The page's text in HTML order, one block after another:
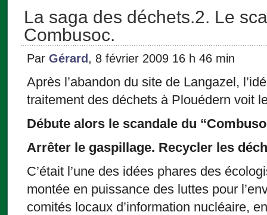
La saga des déchets.2. Le
Combusoc.
Par Gérard , 8 février 2009 16 h 46 min
Après l’abandon du site de Langazel,
traitement des déchets à Plouédern voit
Débute alors le scandale du
Arrêter le gaspillage. Recycler les
C’était l’une des idées phares des
montée en puissance des luttes pour
comités locaux d’information nucléaire,